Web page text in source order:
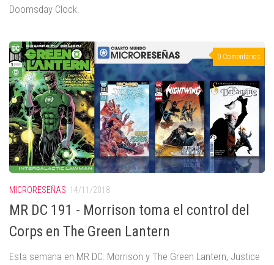
Doomsday Clock.
0 Comentarios
MICRORESEÑAS 14/11/2018
MR DC 191 - Morrison toma el control del
Corps en The Green Lantern
Esta semana en MR DC: Morrison y The Green Lantern, Justice